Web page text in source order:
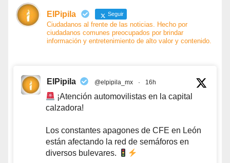
ElPipila Seguir
Ciudadanos al frente de las noticias. Hecho por
ciudadanos comunes preocupados por brindar
información y entretenimiento de alto valor y contenido.
ElPipila @elpipila_mx · 16h
¡Atención automovilistas en la capital
calzadora!
Los constantes apagones de CFE en León
están afectando la red de semáforos en
diversos bulevares.